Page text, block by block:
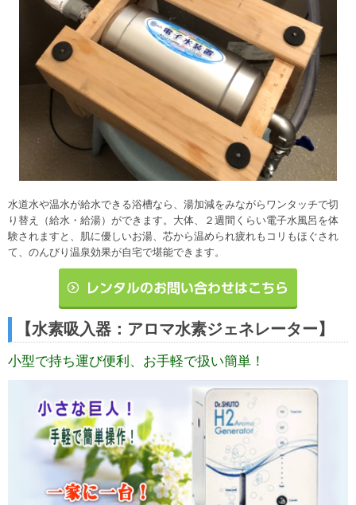
水道水や温水が給水できる浴槽なら、湯加減をみながらワンタッチで切
り替え（給水・給湯）ができます。大体、２週間くらい電子水風呂を体
験されますと、肌に優しいお湯、芯から温められ疲れもコリもほぐされ
て、のんびり温泉効果が自宅で堪能できます。
【水素吸入器：アロマ水素ジェネレーター】
小型で持ち運び便利、お手軽で扱い簡単！